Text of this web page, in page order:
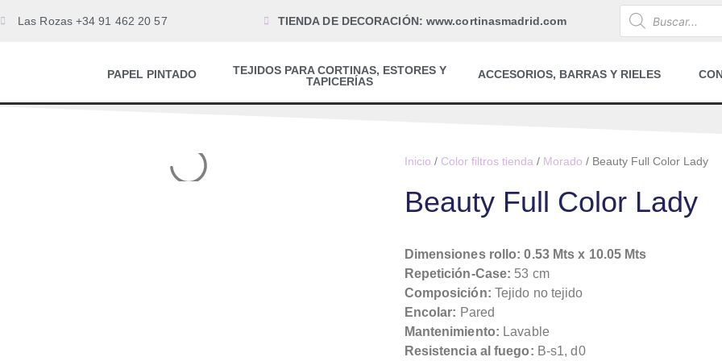
Las Rozas +34 91 462 20 57 TIENDA DE DECORACIÓN: www.cortinasmadrid.com
PAPEL PINTADO
TEJIDOS PARA CORTINAS, ESTORES Y
TAPICERÍAS
ACCESORIOS, BARRAS Y RIELES
Inicio / Color filtros tienda / Morado / Beauty Full Color Lady
Beauty Full Color Lady
Dimensiones rollo: 0.53 Mts x 10.05 Mts
Repetición-Case: 53 cm
Composición: Tejido no tejido
Encolar: Pared
Mantenimiento: Lavable
Resistencia al fuego: B-s1, d0